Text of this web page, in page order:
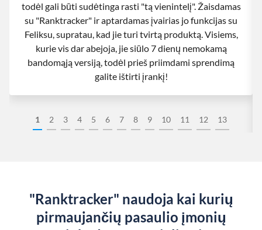
1 2 3 4 5 6 7 8 9 10 11 12 13
todėl gali būti sudėtinga rasti "tą vienintelį". Žaisdamas
su "Ranktracker" ir aptardamas įvairias jo funkcijas su
Feliksu, supratau, kad jie turi tvirtą produktą. Visiems,
kurie vis dar abejoja, jie siūlo 7 dienų nemokamą
bandomąją versiją, todėl prieš priimdami sprendimą
galite ištirti įrankį!
"Ranktracker" naudoja kai kurių
pirmaujančių pasaulio įmonių